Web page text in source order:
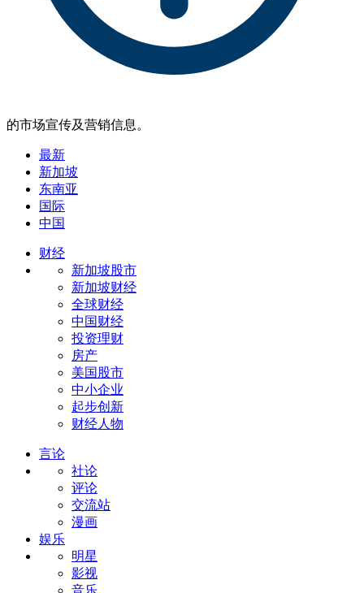
的市场宣传及营销信息。
最新
新加坡
东南亚
国际
中国
财经
新加坡股市
新加坡财经
全球财经
中国财经
投资理财
房产
美国股市
中小企业
起步创新
财经人物
言论
社论
评论
交流站
漫画
娱乐
明星
影视